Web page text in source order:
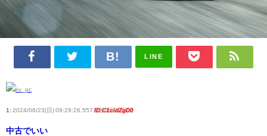
LINE
1: 2024/06/23(日) 09:29:26.557 ID:C1cidZgD0
中古でいい